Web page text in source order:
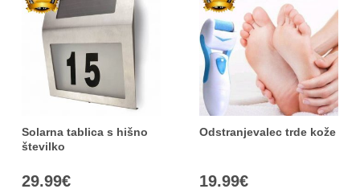
Solarna tablica s hišno
številko
29.99€
Odstranjevalec trde kože
19.99€